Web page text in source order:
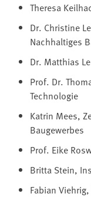
Theresa
Dr. Christine
Nachhaltiges
Dr. Matthias
Prof. Dr.
Technologie
Katrin Mees,
Baugewerbes
Prof. Eike
Britta Stein,
Fabian